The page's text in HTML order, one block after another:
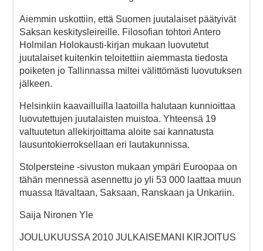
Aiemmin uskottiin, että Suomen juutalaiset päätyivät
Saksan keskitysleireille. Filosofian tohtori Antero
Holmilan Holokausti-kirjan mukaan luovutetut
juutalaiset kuitenkin teloitettiin aiemmasta tiedosta
poiketen jo Tallinnassa miltei välittömästi luovutuksen
jälkeen.
Helsinkiin kaavailluilla laatoilla halutaan kunnioittaa
luovutettujen juutalaisten muistoa. Yhteensä 19
valtuutetun allekirjoittama aloite sai kannatusta
lausuntokierroksellaan eri lautakunnissa.
Stolpersteine -sivuston mukaan ympäri Euroopaa on
tähän mennessä asennettu jo yli 53 000 laattaa muun
muassa Itävaltaan, Saksaan, Ranskaan ja Unkariin.
Saija Nironen Yle
JOULUKUUSSA 2010 JULKAISEMANI KIRJOITUS